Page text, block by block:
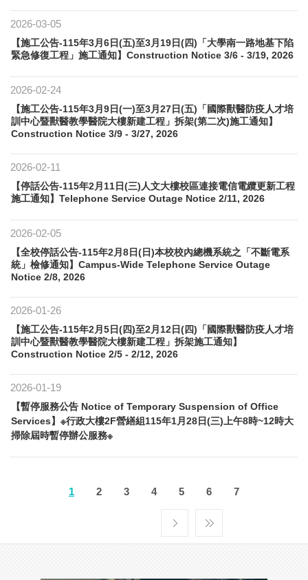
2026-03-05
【施工公告-115年3月6日(五)至3月19日(四)「大學南一路地基下陷
緊急修復工程」施工通知】Construction Notice 3/6 - 3/19, 2026
2026-02-24
【施工公告-115年3月9日(一)至3月27日(五)「國際獸醫防疫人才培
訓中心暨獸醫教學醫院大樓新建工程」拆架(第二次)施工通知】
Construction Notice 3/9 - 3/27, 2026
2026-02-11
【停話公告-115年2月11日(三)人文大樓校區連接電信電纜更新工程
施工通知】Telephone Service Outage Notice 2/11, 2026
2026-02-05
【全校停話公告-115年2月8日(日)本校校內總機系統之「不斷電系
統」檢修通知】Campus-Wide Telephone Service Outage
Notice 2/8, 2026
2026-01-26
【施工公告-115年2月5日(四)至2月12日(四)「國際獸醫防疫人才培
訓中心暨獸醫教學醫院大樓新建工程」拆架施工通知】
Construction Notice 2/5 - 2/12, 2026
2026-01-19
【暫停服務公告 Notice of Temporary Suspension of Office
Services】※行政大樓2F營繕組115年1月28日(三)上午8時~12時大
掃除屆時暫停辦公服務※
1 2 3 4 5 6 7